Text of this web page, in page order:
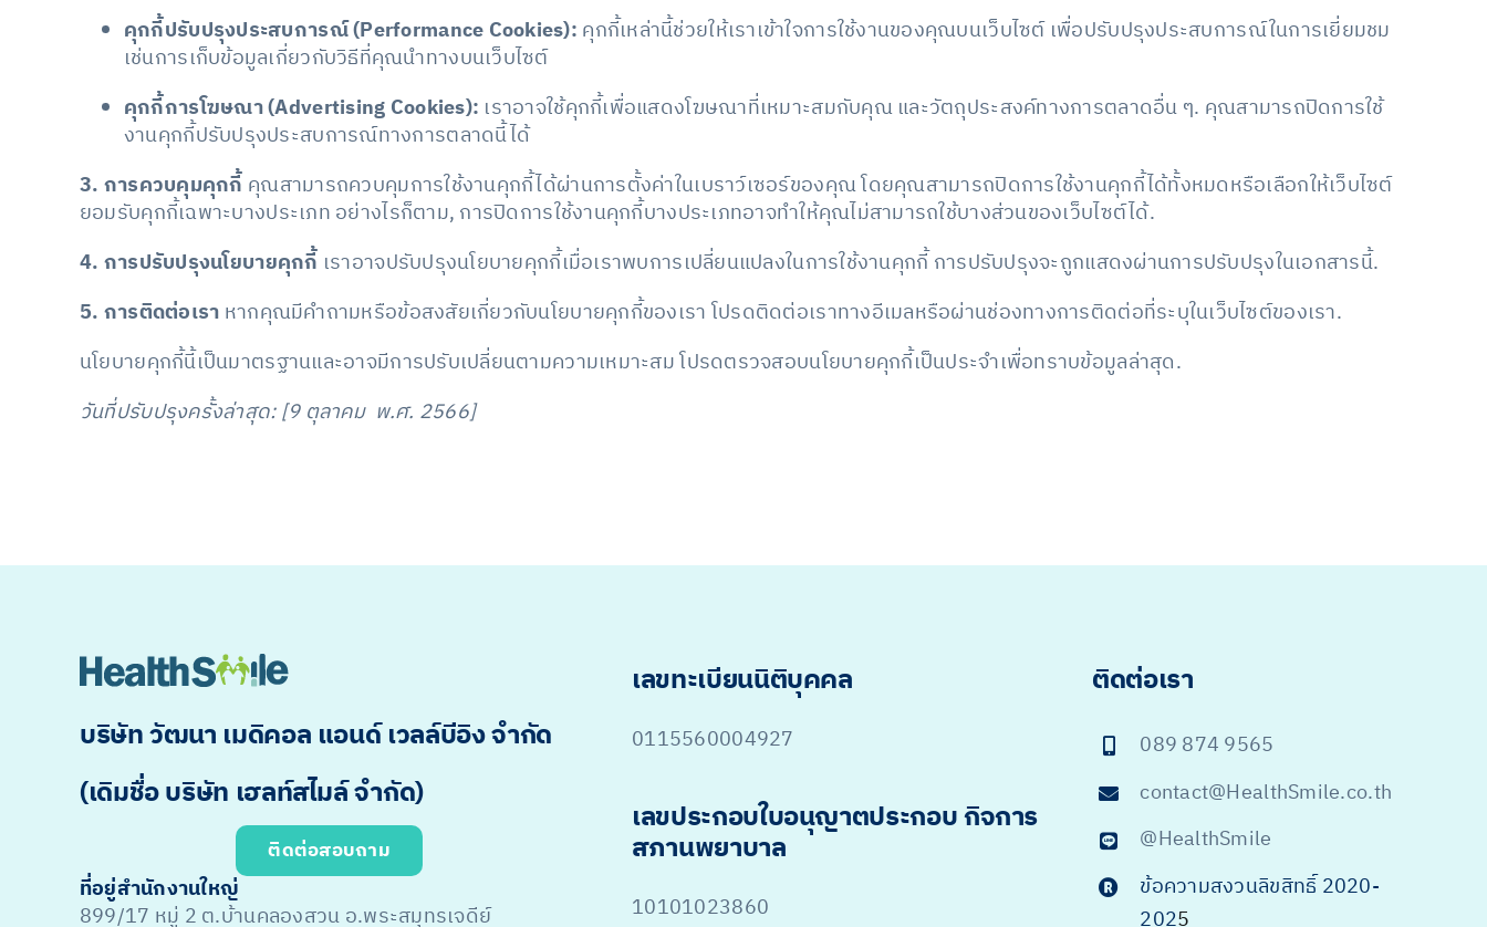
คุกกี้ปรับปรุงประสบการณ์ (Performance Cookies): คุกกี้เหล่านี้ช่วยให้เราเข้าใจการใช้งานของคุณบนเว็บไซต์ เพื่อปรับปรุงประสบการณ์ในการเยี่ยมชม
เช่นการเก็บข้อมูลเกี่ยวกับวิธีที่คุณนำทางบนเว็บไซต์
คุกกี้การโฆษณา (Advertising Cookies): เราอาจใช้คุกกี้เพื่อแสดงโฆษณาที่เหมาะสมกับคุณ และวัตถุประสงค์ทางการตลาดอื่น ๆ. คุณสามารถปิดการใช้
งานคุกกี้ปรับปรุงประสบการณ์ทางการตลาดนี้ได้
3. การควบคุมคุกกี้ คุณสามารถควบคุมการใช้งานคุกกี้ได้ผ่านการตั้งค่าในเบราว์เซอร์ของคุณ โดยคุณสามารถปิดการใช้งานคุกกี้ได้ทั้งหมดหรือเลือกให้เว็บไซต์
ยอมรับคุกกี้เฉพาะบางประเภท อย่างไรก็ตาม, การปิดการใช้งานคุกกี้บางประเภทอาจทำให้คุณไม่สามารถใช้บางส่วนของเว็บไซต์ได้.
4. การปรับปรุงนโยบายคุกกี้ เราอาจปรับปรุงนโยบายคุกกี้เมื่อเราพบการเปลี่ยนแปลงในการใช้งานคุกกี้ การปรับปรุงจะถูกแสดงผ่านการปรับปรุงในเอกสารนี้.
5. การติดต่อเรา หากคุณมีคำถามหรือข้อสงสัยเกี่ยวกับนโยบายคุกกี้ของเรา โปรดติดต่อเราทางอีเมลหรือผ่านช่องทางการติดต่อที่ระบุในเว็บไซต์ของเรา.
นโยบายคุกกี้นี้เป็นมาตรฐานและอาจมีการปรับเปลี่ยนตามความเหมาะสม โปรดตรวจสอบนโยบายคุกกี้เป็นประจำเพื่อทราบข้อมูลล่าสุด.
วันที่ปรับปรุงครั้งล่าสุด: [9 ตุลาคม พ.ศ. 2566]
บริษัท วัฒนา เมดิคอล แอนด์ เวลล์บีอิง จำกัด
(เดิมชื่อ บริษัท เฮลท์สไมล์ จำกัด)
ติดต่อสอบถาม
ที่อยู่สำนักงานใหญ่
899/17 หมู่ 2 ต.บ้านคลองสวน อ.พระสมุทรเจดีย์
เลขทะเบียนนิติบุคคล
0115560004927
เลขประกอบใบอนุญาตประกอบ กิจการ
สภานพยาบาล
10101023860
ติดต่อเรา
089 874 9565
contact@HealthSmile.co.th
@HealthSmile
ข้อความสงวนลิขสิทธิ์ 2020-
2025